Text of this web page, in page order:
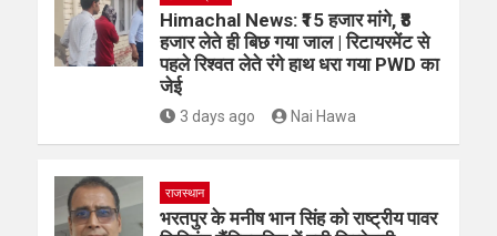
Himachal News: ₹15 हजार मांगे, ₹8
हजार लेते ही बिछ गया जाल | रिटायरमेंट से
पहले रिश्वत लेते रंगे हाथ धरा गया PWD का
जेई
3 days ago Nai Hawa
राजस्थान
भरतपुर के मनीष भान सिंह को राष्ट्रीय पावर